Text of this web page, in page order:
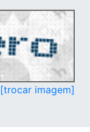
[trocar imagem]